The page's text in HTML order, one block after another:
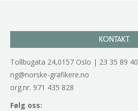
KONTAKT
Tollbugata 24,0157 Oslo | 23 35 89 40
ng@norske-grafikere.no
org.nr. 971 435 828
Følg oss: